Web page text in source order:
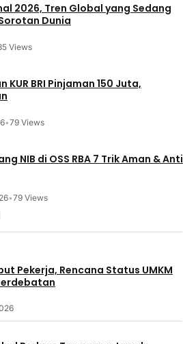
2026, Tren Global yang Sedang
Dunia
Views
KUR BRI Pinjaman 150 Juta,
•79 Views
NIB di OSS RBA 7 Trik Aman & Anti
•79 Views
Pekerja, Rencana Status UMKM